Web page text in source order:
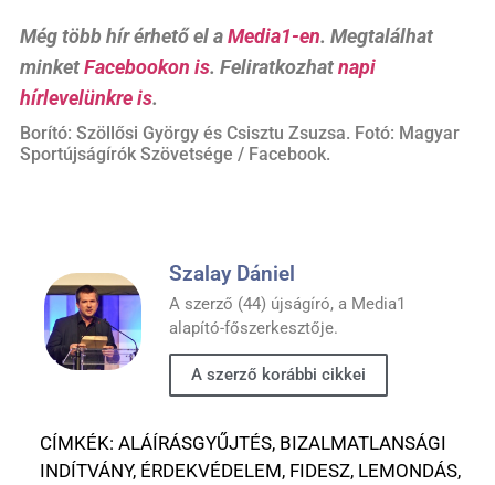
Még több hír érhető el aMedia1-en. Megtalálhat
minketFacebookon is. Feliratkozhatnapi
hírlevelünkre is.
Borító: Szöllősi György és Csisztu Zsuzsa. Fotó: Magyar
Sportújságírók Szövetsége / Facebook.
Szalay Dániel
A szerző (44) újságíró, a Media1
alapító-főszerkesztője.
A szerző korábbi cikkei
CÍMKÉK: ALÁÍRÁSGYŰJTÉS, BIZALMATLANSÁGI
INDÍTVÁNY, ÉRDEKVÉDELEM, FIDESZ, LEMONDÁS,